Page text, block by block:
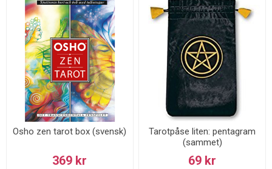
Osho zen tarot box (svensk)
369 kr
Tarotpåse liten: pentagram
(sammet)
69 kr